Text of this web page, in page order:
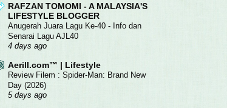
RAFZAN TOMOMI - A MALAYSIA'S
LIFESTYLE BLOGGER
Anugerah Juara Lagu Ke-40 - Info dan
Senarai Lagu AJL40
4 days ago
Aerill.com™ | Lifestyle
Review Filem : Spider-Man: Brand New
Day (2026)
5 days ago